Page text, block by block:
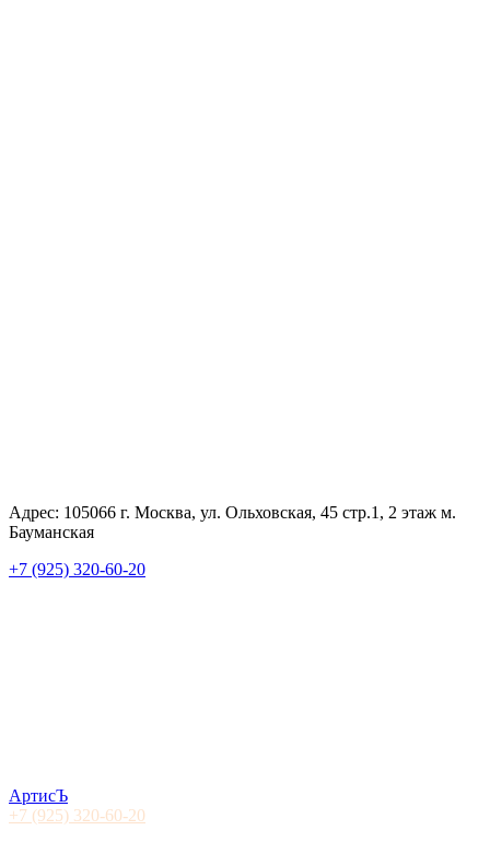
Адрес: 105066 г. Москва, ул. Ольховская, 45 стр.1, 2 этаж м.
Бауманская
+7 (925) 320-60-20
АртисЪ
+7 (925) 320-60-20